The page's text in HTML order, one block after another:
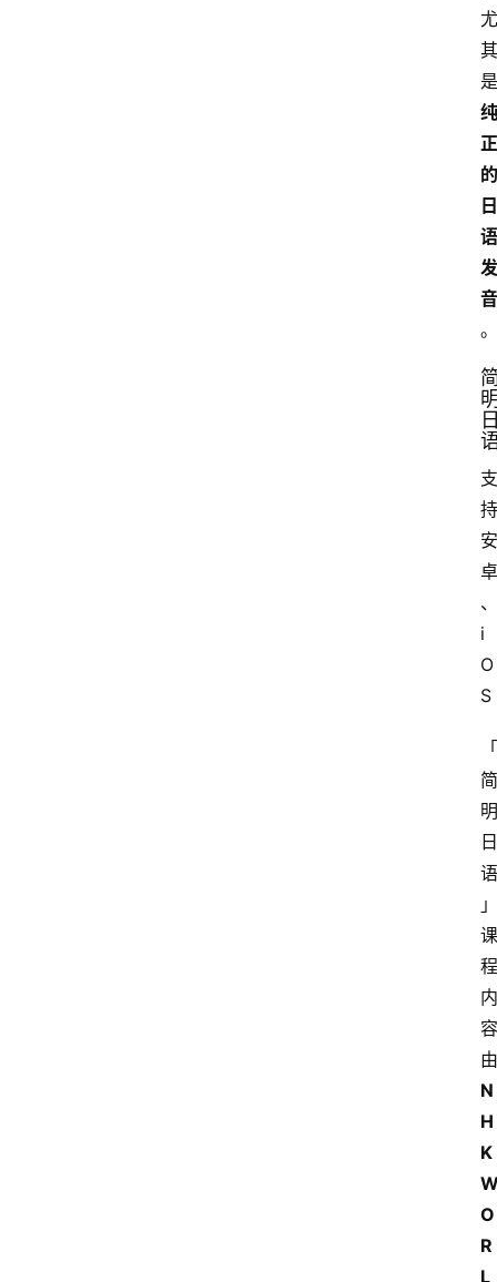
尤
其
是
纯
正
的
日
语
发
音
。
支
持
安
卓
、
i
O
S
「
简
明
日
语
」
课
程
内
容
由
N
H
K
O
R
L